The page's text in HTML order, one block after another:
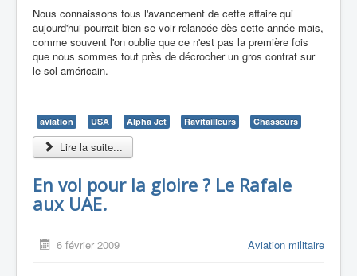
Nous connaissons tous l'avancement de cette affaire qui
aujourd'hui pourrait bien se voir relancée dès cette année mais,
comme souvent l'on oublie que ce n'est pas la première fois
que nous sommes tout près de décrocher un gros contrat sur
le sol américain.
aviation USA Alpha Jet Ravitailleurs Chasseurs
Lire la suite...
En vol pour la gloire ? Le Rafale
aux UAE.
6 février 2009 Aviation militaire